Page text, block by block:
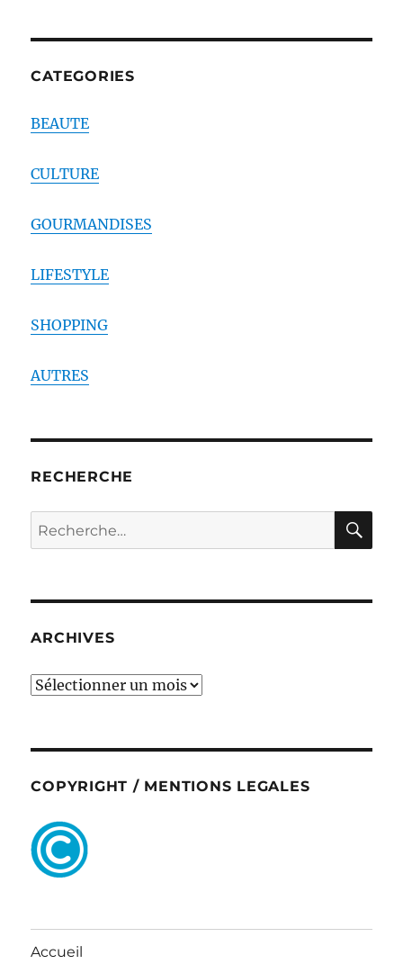
CATEGORIES
BEAUTE
CULTURE
GOURMANDISES
LIFESTYLE
SHOPPING
AUTRES
RECHERCHE
Recherche
pour :
ARCHIVES
ARCHIVES
COPYRIGHT / MENTIONS LEGALES
Accueil